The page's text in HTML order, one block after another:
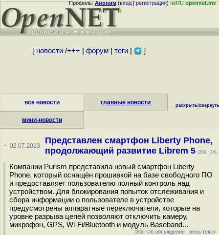
Профиль:Аноним(вход|регистрация)неRUopennet.me
[ новости/+++ форум| теги| ]
все новости главные новости
мини-новости
раскрыть/свернуть
· 02.07.2023
Представлен смартфон Liberty Phone,
продолжающий развитие Librem 5 (209 +24)
Компании Purism представила новый смартфон Liberty
Phone, который оснащён прошивкой на базе свободного ПО
и предоставляет пользователю полный контроль над
устройством. Для блокирования попыток отслеживания и
сбора информации о пользователе в устройстве
предусмотрены аппаратные переключатели, которые на
уровне разрыва цепей позволяют отключить камеру,
микрофон, GPS, Wi-Fi/Bluetooth и модуль Baseband...
(209 +24) обсуждение | весь текст